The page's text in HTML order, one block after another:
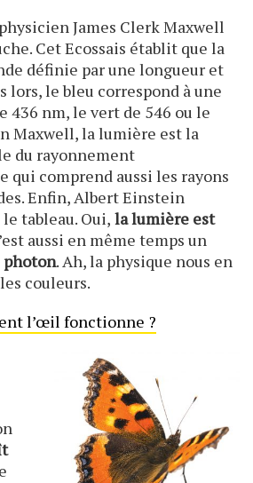
James Clerk Maxwell
Cet Ecossais établit que la
définie par une longueur et
lors, le bleu correspond à une
436 nm, le vert de 546 ou le
Maxwell, la lumière est la
du rayonnement
qui comprend aussi les rayons
Enfin, Albert Einstein
tableau. Oui, la lumière est
aussi en même temps un
photon. Ah, la physique nous en
couleurs.
l’œil fonctionne ?